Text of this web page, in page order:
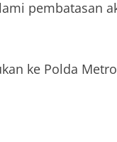
pembatasan
ke Polda